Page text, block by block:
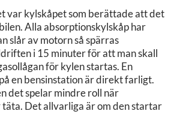
var kylskåpet som berättade att det
Alla absorptionskylskåp har
slår av motorn så spärras
i 15 minuter för att man skall
för kylen startas. En
en bensinstation är direkt farligt.
det spelar mindre roll när
Det allvarliga är om den startar